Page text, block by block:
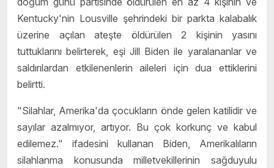
Kentucky'nin Lousville şehrindeki bir parkta kalabalık
üzerine açılan ateşte öldürülen 2 kişinin yasını
tuttuklarını belirterek, eşi Jill Biden ile yaralananlar ve
saldırılardan etkilenenlerin aileleri için dua ettiklerini
belirtti.
"Silahlar, Amerika'da çocukların önde gelen katilidir ve
sayılar azalmıyor, artıyor. Bu çok korkunç ve kabul
edilemez." ifadesini kullanan Biden, Amerikalıların
silahlanma konusunda milletvekillerinin sağduyulu